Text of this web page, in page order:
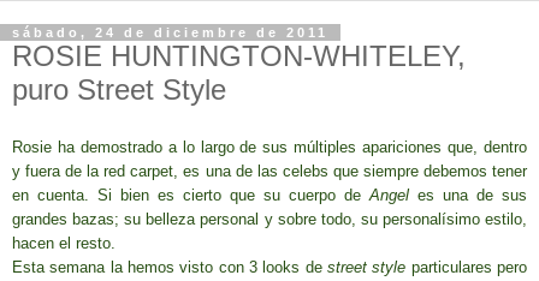
sábado, 24 de diciembre de 2011
ROSIE HUNTINGTON-WHITELEY,
puro Street Style
Rosie ha demostrado a lo largo de sus múltiples apariciones que, dentro
y fuera de la red carpet, es una de las celebs que siempre debemos tener
en cuenta. Si bien es cierto que su cuerpo deAngel es una de sus
grandes bazas; su belleza personal y sobre todo, su personalísimo estilo,
hacen el resto.
Esta semana la hemos visto con 3 looks de street style particulares pero